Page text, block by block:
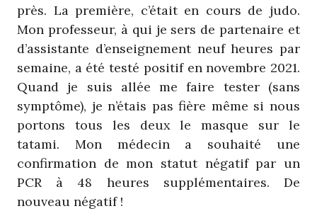
près. La première, c’était en cours de judo.
Mon professeur, à qui je sers de partenaire et
d’assistante d’enseignement neuf heures par
semaine, a été testé positif en novembre 2021.
Quand je suis allée me faire tester (sans
symptôme), je n’étais pas fière même si nous
portons tous les deux le masque sur le
tatami. Mon médecin a souhaité une
confirmation de mon statut négatif par un
PCR à 48 heures supplémentaires. De
nouveau négatif !